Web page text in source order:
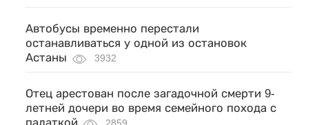
Автобусы временно перестали
останавливаться у одной из остановок
Астаны
3932
Отец арестован после загадочной смерти 9-
летней дочери во время семейного похода с